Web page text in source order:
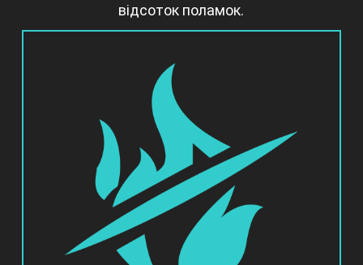
відсоток поламок.